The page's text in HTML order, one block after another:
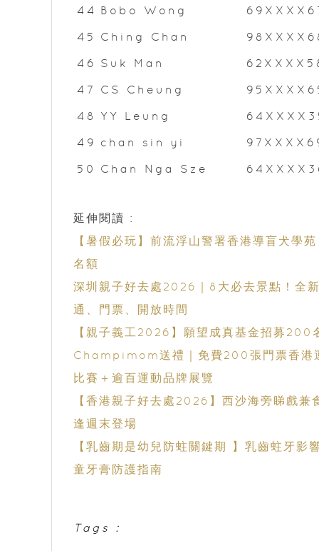
44 Bobo Wong
45 Ching Chan
46 Suk Man
47 CS Cheung
48 YY Leung
49 chan sin yi
50 Chan Nga Sze
延伸閱讀 :
【暑假必玩】前流浮山警署香港導盲犬
名額
深圳親子好去處2026｜8大必去景點！全
通、門票、開放時間
【親子義工2026】願望成真基金招募200
Champimom送禮｜免費200張門票香港
比賽＋逾百運動品牌展覽
【香港親子好去處2026】西沙海旁睇
逢週末登場
【乳齒期是幼兒防蛀關鍵期 】乳齒蛀牙影響發育與學
童牙膏防護指南
Tags :